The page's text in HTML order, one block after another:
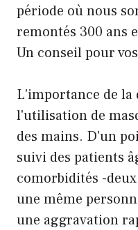
période où nous
remontés 300 ans
Un conseil pour
L'importance de la
l'utilisation de
des mains. D'un
suivi des patients
comorbidités -
une même
une aggravation